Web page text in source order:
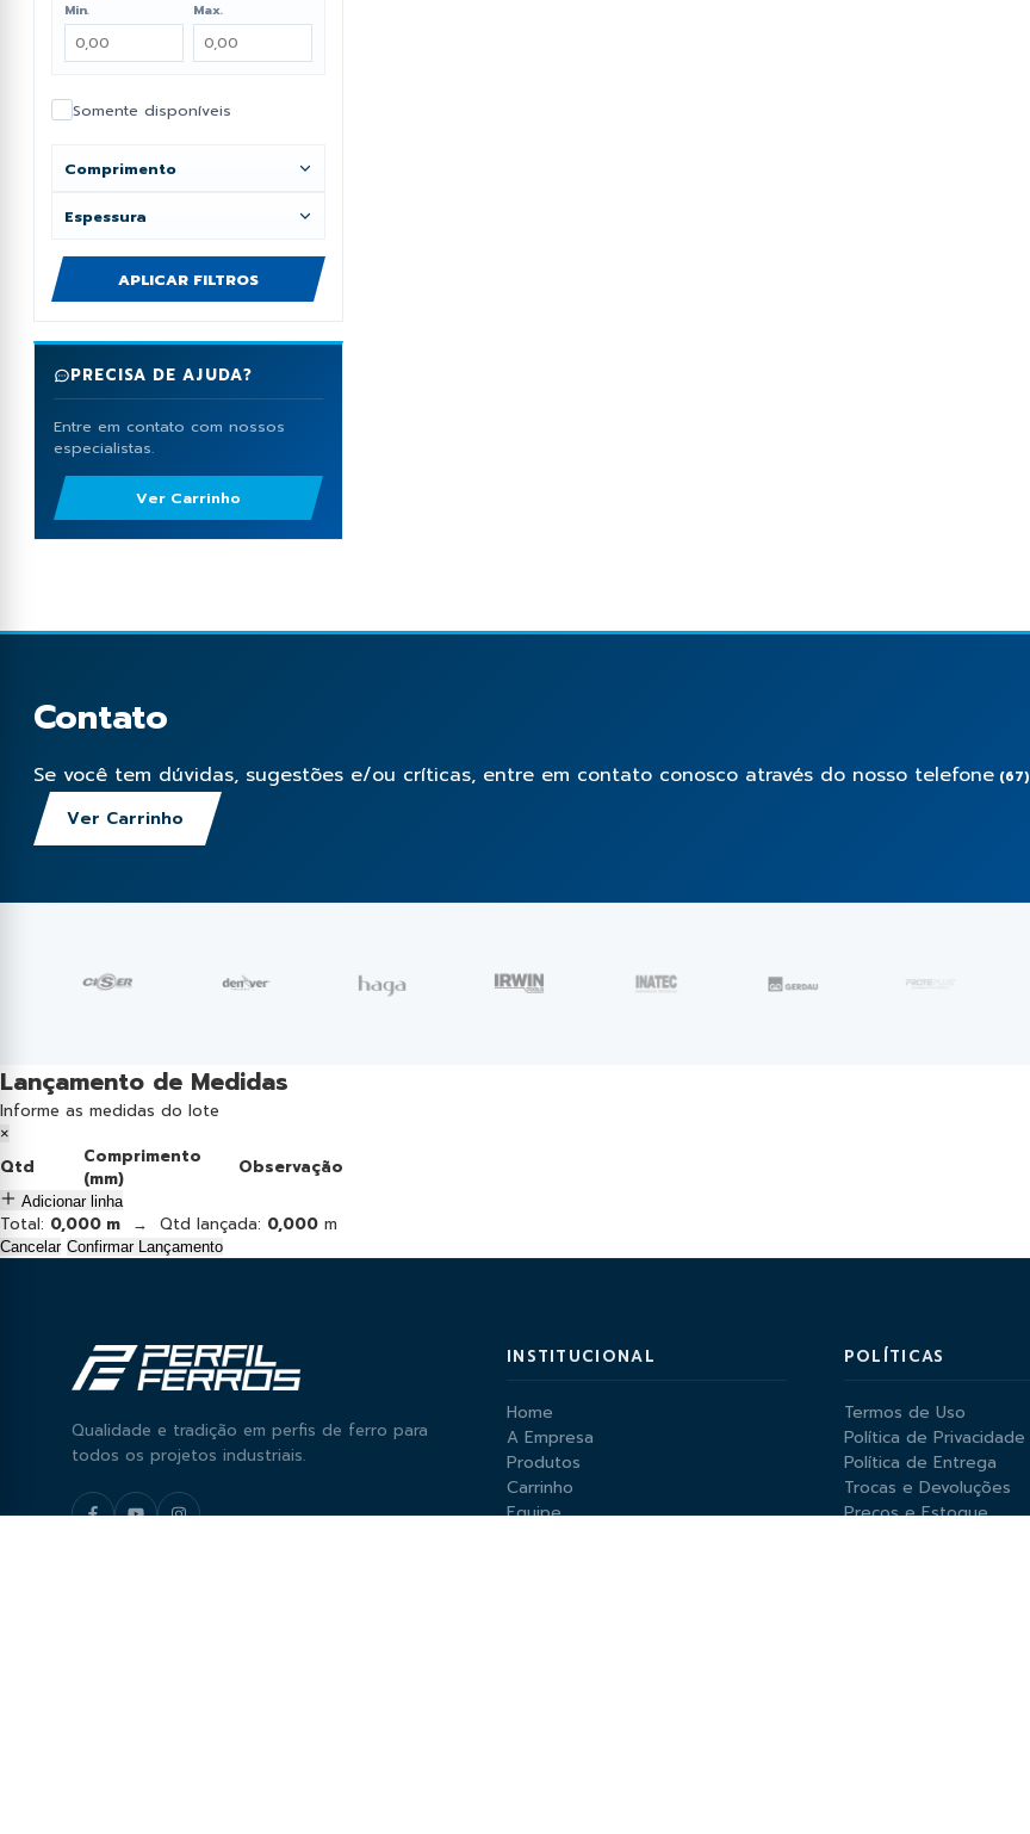
Caixa de Peso
Min. Max.
Somente disponíveis
Comprimento
Espessura
APLICAR FILTROS
PRECISA DE AJUDA?
Entre em contato com nossos
especialistas.
Ver Carrinho
Contato
Se você tem dúvidas, sugestões e/ou críticas, entre em contato conosco através do nosso telefone (67)
Ver Carrinho
Lançamento de Medidas
Informe as medidas do lote
×
Qtd
Comprimento
(mm)
Observação
Adicionar linha
Total: 0,000 m → Qtd lançada: 0,000 m
Cancelar Confirmar Lançamento
Qualidade e tradição em perfis de ferro para
todos os projetos industriais.
INSTITUCIONAL
Home
A Empresa
Produtos
Carrinho
Equipe
POLÍTICAS
Termos de Uso
Política de Privacidade
Política de Entrega
Trocas e Devoluções
Preços e Estoque